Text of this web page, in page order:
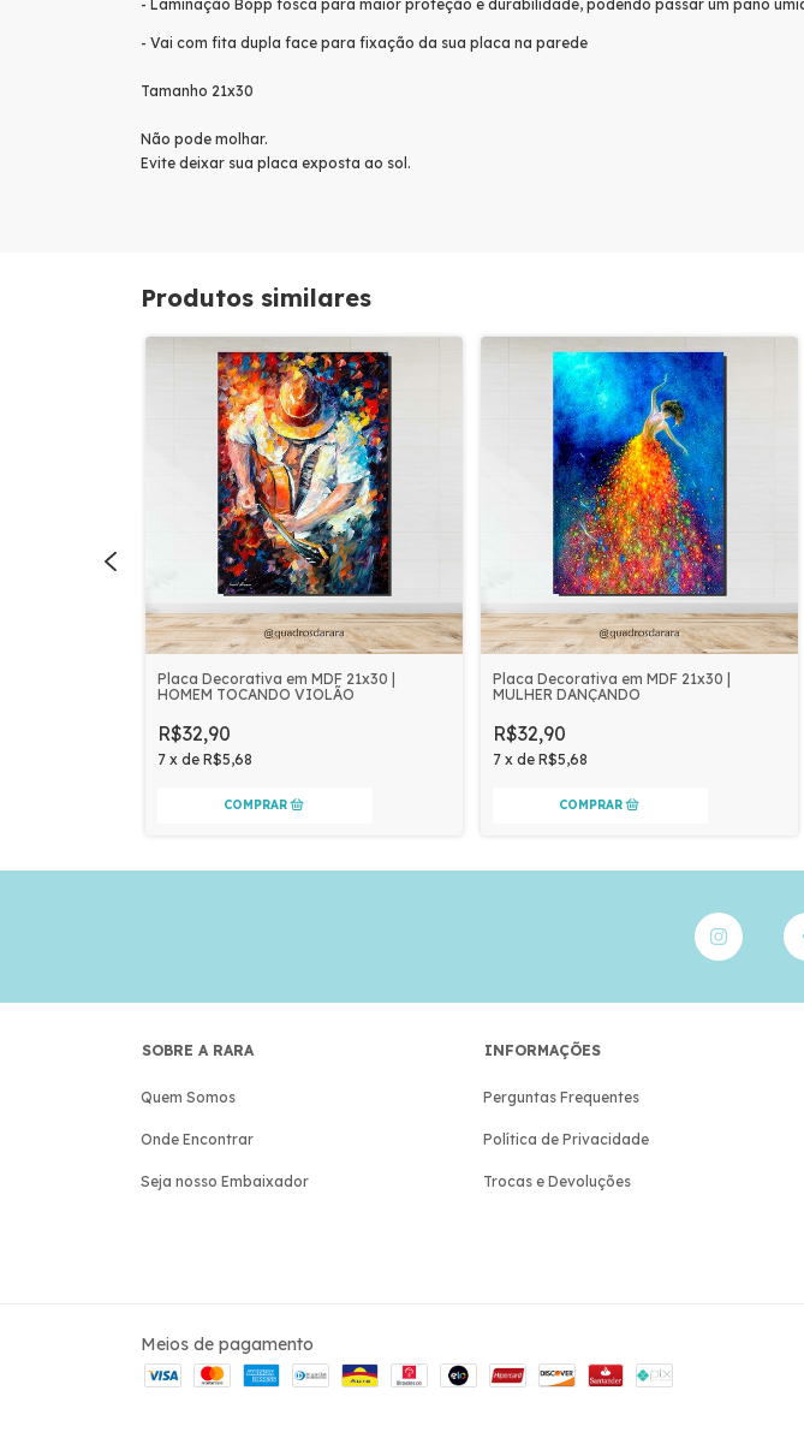
- Laminação Bopp fosca para maior proteção e durabilidade, podendo passar um pano
- Vai com fita dupla face para fixação da sua placa na parede
Tamanho 21x30
Não pode molhar.
Evite deixar sua placa exposta ao sol.
Produtos similares
Placa Decorativa em MDF 21x30 |
HOMEM TOCANDO VIOLÃO
R$32,90
7 x de R$5,68
Placa Decorativa em MDF 21x30 |
MULHER DANÇANDO
R$32,90
7 x de R$5,68
SOBRE A RARA
Quem Somos
Onde Encontrar
Seja nosso Embaixador
INFORMAÇÕES
Perguntas Frequentes
Política de Privacidade
Trocas e Devoluções
Meios de pagamento